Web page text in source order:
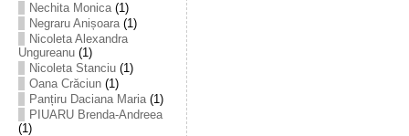
Nechita Monica(1)
Negraru Anișoara(1)
Nicoleta Alexandra
Ungureanu(1)
Nicoleta Stanciu(1)
Oana Crăciun(1)
Panțiru Daciana Maria(1)
PIUARU Brenda-Andreea
(1)